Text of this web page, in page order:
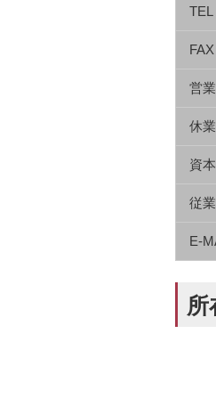
TEL
FAX
営
休
資
従
E-
所